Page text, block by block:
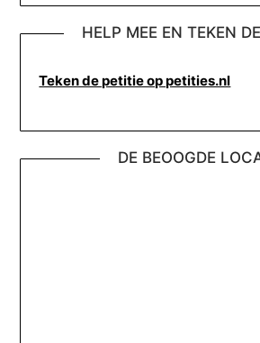
HELP MEE EN TEKEN
Teken de petitie op petities.nl
DE BEOOGDE